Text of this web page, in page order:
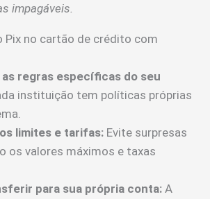
impagáveis.
Pix no cartão de crédito com
regras específicas do seu
instituição tem políticas próprias
limites e tarifas: Evite surpresas
os valores máximos e taxas
para sua própria conta: A